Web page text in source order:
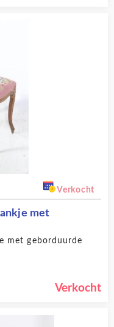
Verkocht
met
met geborduurde
Verkocht